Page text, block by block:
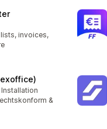
invoices,
&